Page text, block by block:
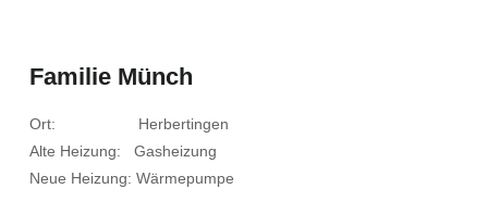
Familie Münch
Ort: Herbertingen
Alte Heizung: Gasheizung
Neue Heizung: Wärmepumpe